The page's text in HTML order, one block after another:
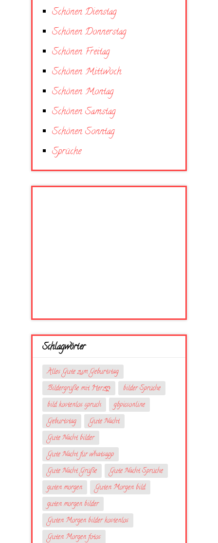
Schönen Dienstag
Schönen Donnerstag
Schönen Freitag
Schönen Mittwoch
Schönen Montag
Schönen Samstag
Schönen Sonntag
Sprüche
Schlagwörter
Alles Gute zum Geburtstag
Bildergrüße mit Herzღ
bilder Sprüche
bild kostenlos spruch
gbpicsonline
Geburtstag
Gute Nacht
Gute Nacht bilder
Gute Nacht für whatsapp
Gute Nacht Grüße
Gute Nacht Sprüche
guten morgen
Guten Morgen bild
guten morgen bilder
Guten Morgen bilder kostenlos
Guten Morgen fotos